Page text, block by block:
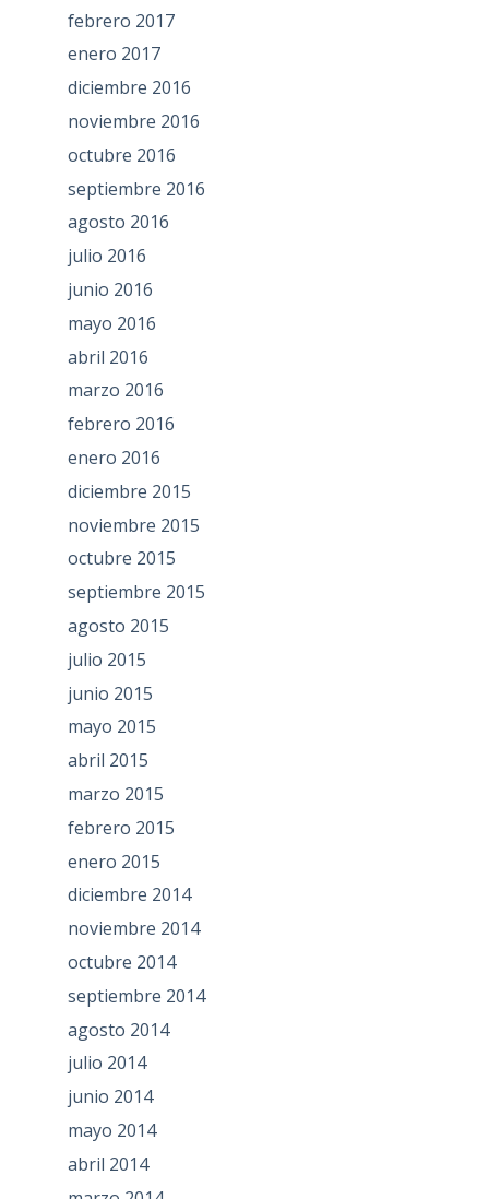
febrero 2017
enero 2017
diciembre 2016
noviembre 2016
octubre 2016
septiembre 2016
agosto 2016
julio 2016
junio 2016
mayo 2016
abril 2016
marzo 2016
febrero 2016
enero 2016
diciembre 2015
noviembre 2015
octubre 2015
septiembre 2015
agosto 2015
julio 2015
junio 2015
mayo 2015
abril 2015
marzo 2015
febrero 2015
enero 2015
diciembre 2014
noviembre 2014
octubre 2014
septiembre 2014
agosto 2014
julio 2014
junio 2014
mayo 2014
abril 2014